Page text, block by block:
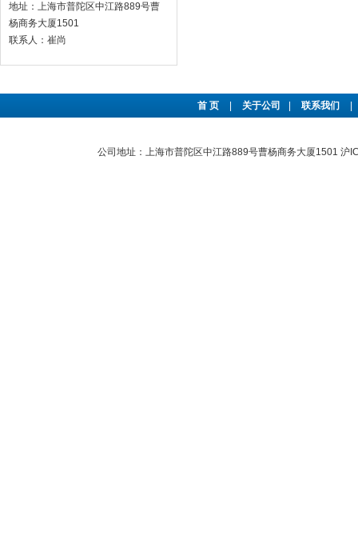
地址：上海市普陀区中江路889号曹
杨商务大厦1501
联系人：崔尚
首 页 关于公司 联系我们
公司地址：上海市普陀区中江路889号曹杨商务大厦1501 沪